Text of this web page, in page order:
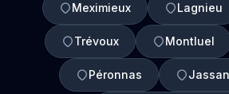
Meximieux Lagnieu
Trévoux Montluel
Péronnas